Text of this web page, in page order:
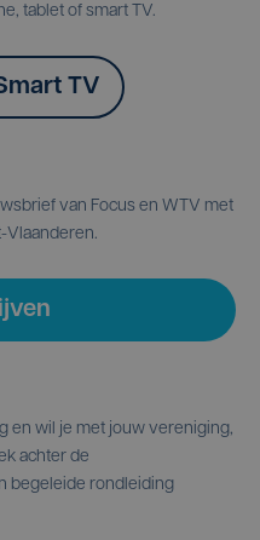
tablet of smart TV.
TV
van Focus en WTV met
Vlaanderen.
en wil je met jouw vereniging,
achter de
begeleide rondleiding